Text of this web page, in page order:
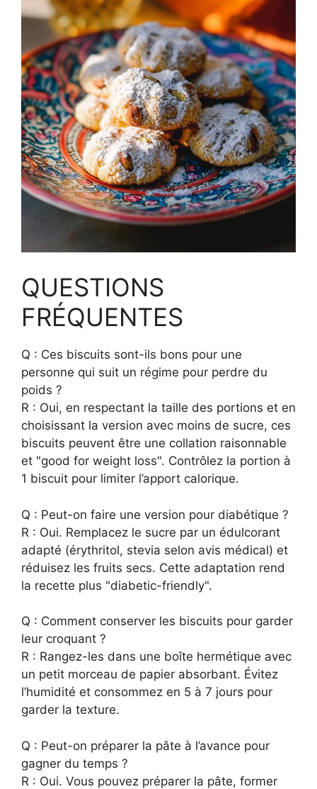
QUESTIONS
FRÉQUENTES
Q : Ces biscuits sont-ils bons pour une
personne qui suit un régime pour perdre du
poids ?
R : Oui, en respectant la taille des portions et en
choisissant la version avec moins de sucre, ces
biscuits peuvent être une collation raisonnable
et "good for weight loss". Contrôlez la portion à
1 biscuit pour limiter l’apport calorique.
Q : Peut-on faire une version pour diabétique ?
R : Oui. Remplacez le sucre par un édulcorant
adapté (érythritol, stevia selon avis médical) et
réduisez les fruits secs. Cette adaptation rend
la recette plus "diabetic-friendly".
Q : Comment conserver les biscuits pour garder
leur croquant ?
R : Rangez-les dans une boîte hermétique avec
un petit morceau de papier absorbant. Évitez
l’humidité et consommez en 5 à 7 jours pour
garder la texture.
Q : Peut-on préparer la pâte à l’avance pour
gagner du temps ?
R : Oui. Vous pouvez préparer la pâte, former